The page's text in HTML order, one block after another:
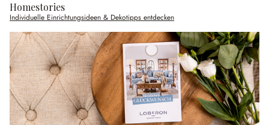
Homestories
Individuelle Einrichtungsideen & Dekotipps entdecken